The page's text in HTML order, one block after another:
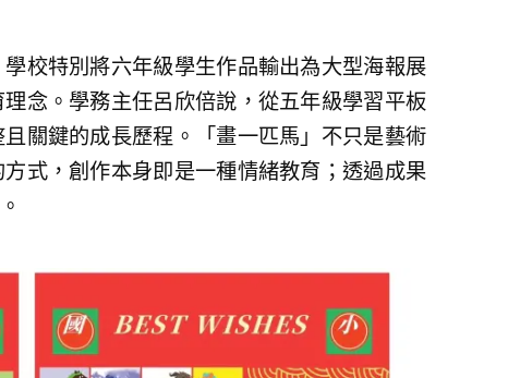
校特別將六年級學生作品輸出為大型海報展
念。學務主任呂欣倍說，從五年級學習平板
關鍵的成長歷程。「畫一匹馬」不只是藝術
式，創作本身即是一種情緒教育；透過成果